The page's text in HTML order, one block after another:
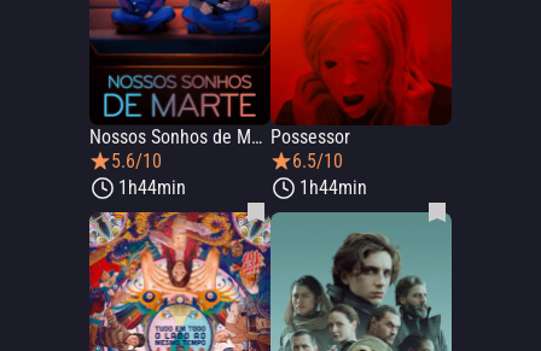
Nossos Sonhos de Marte
5.6/10
1h44min
Possessor
6.5/10
1h44min